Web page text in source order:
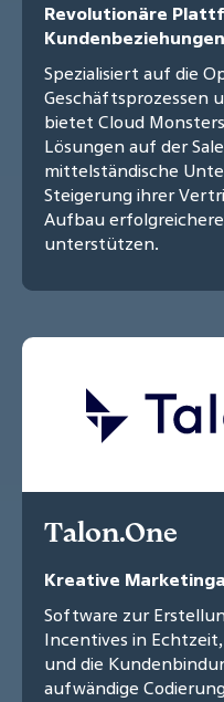
Revolutionäre
Spezialisiert auf die
Geschäftsprozessen
bietet Cloud
Lösungen auf der
mittelständische
Steigerung ihrer
Aufbau
unterstützen.
Talon.One
Kreative
Software zur
Incentives in
und die
aufwändige